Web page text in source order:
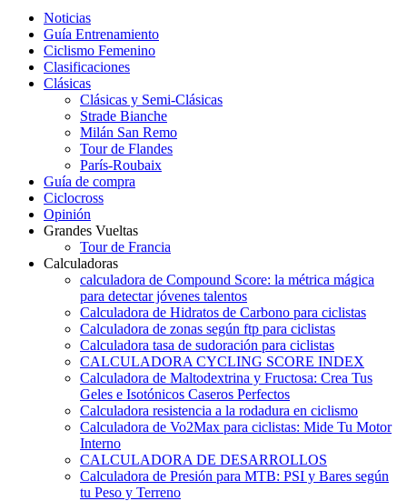
Noticias
Guía Entrenamiento
Ciclismo Femenino
Clasificaciones
Clásicas
Clásicas y Semi-Clásicas
Strade Bianche
Milán San Remo
Tour de Flandes
París-Roubaix
Guía de compra
Ciclocross
Opinión
Grandes Vueltas
Tour de Francia
Calculadoras
calculadora de Compound Score: la métrica mágica
para detectar jóvenes talentos
Calculadora de Hidratos de Carbono para ciclistas
Calculadora de zonas según ftp para ciclistas
Calculadora tasa de sudoración para ciclistas
CALCULADORA CYCLING SCORE INDEX
Calculadora de Maltodextrina y Fructosa: Crea Tus
Geles e Isotónicos Caseros Perfectos
Calculadora resistencia a la rodadura en ciclismo
Calculadora de Vo2Max para ciclistas: Mide Tu Motor
Interno
CALCULADORA DE DESARROLLOS
Calculadora de Presión para MTB: PSI y Bares según
tu Peso y Terreno